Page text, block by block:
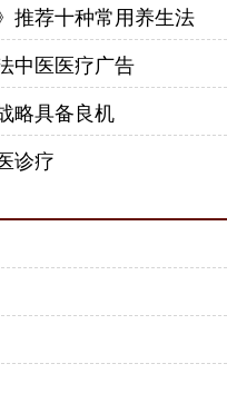
推荐十种常用养生法
中医医疗广告
略具备良机
诊疗